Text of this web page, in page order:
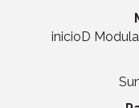
inicioD